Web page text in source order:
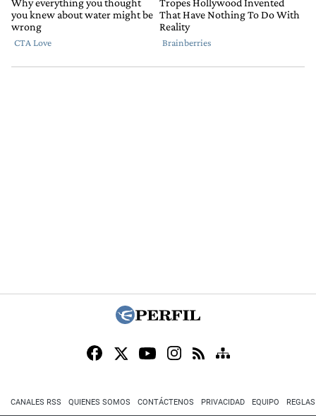
CANALES RSS QUIENES SOMOS CONTÁCTENOS PRIVACIDAD EQUIPO